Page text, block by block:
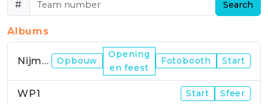
#
Search
Albums
Nijmegen Opbouw
Opening
en feest
Fotobooth Start
WP1 Start Sfeer